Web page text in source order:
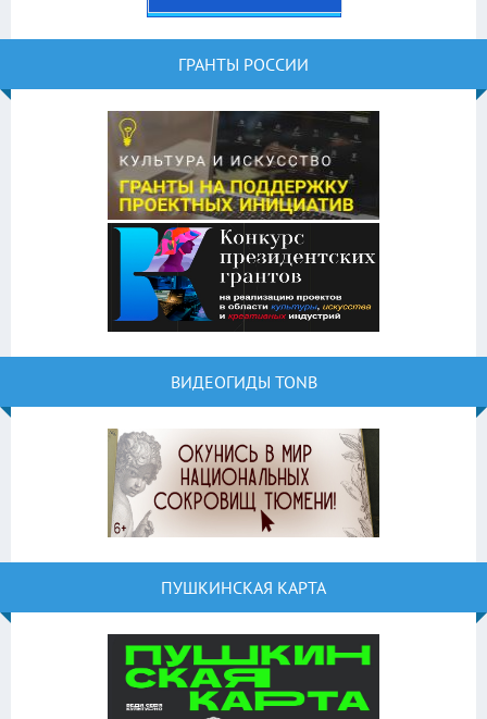
ГРАНТЫ РОССИИ
ВИДЕОГИДЫ TONB
ПУШКИНСКАЯ КАРТА